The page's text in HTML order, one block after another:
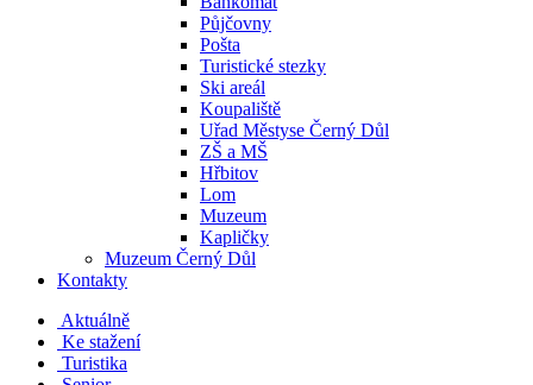
Půjčovny
Pošta
Turistické stezky
Ski areál
Koupaliště
Uřad Městyse Černý Důl
ZŠ a MŠ
Hřbitov
Lom
Muzeum
Kapličky
Muzeum Černý Důl
Kontakty
Aktuálně
Ke stažení
Turistika